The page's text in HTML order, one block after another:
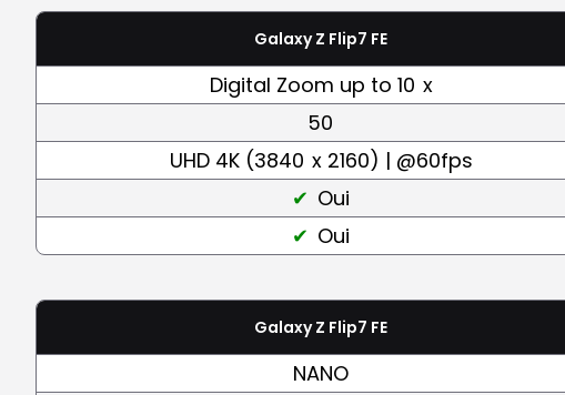
Galaxy Z Flip7 FE
Digital Zoom up to 10 x
50
UHD 4K (3840 x 2160) | @60fps
Oui
Oui
Galaxy Z Flip7 FE
NANO